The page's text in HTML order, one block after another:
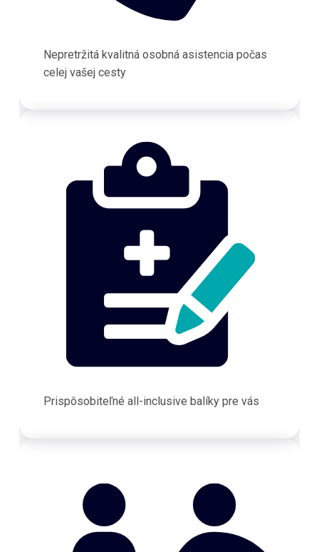
Nepretržitá kvalitná osobná asistencia počas
celej vašej cesty
Prispôsobiteľné all-inclusive balíky pre vás